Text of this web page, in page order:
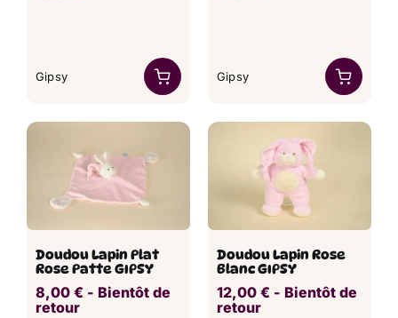
Gipsy Gipsy
Doudou Lapin Plat
Rose Patte GIPSY
8,00 € ​ - Bientôt de
retour
Doudou Lapin Rose
Blanc GIPSY
12,00 € ​ - Bientôt de
retour